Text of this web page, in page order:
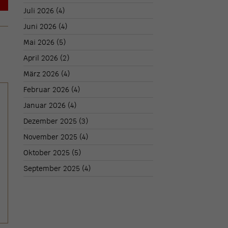
Juli 2026 (4)
Juni 2026 (4)
Mai 2026 (5)
April 2026 (2)
März 2026 (4)
Februar 2026 (4)
Januar 2026 (4)
Dezember 2025 (3)
November 2025 (4)
Oktober 2025 (5)
September 2025 (4)